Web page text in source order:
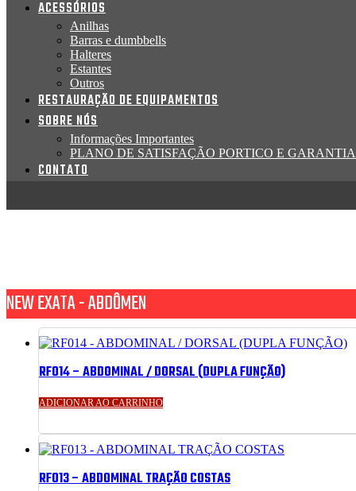
ACESSÓRIOS
Anilhas
Barras e dumbbells
Halteres
Estantes
Outros
RESTAURAÇÃO DE EQUIPAMENTOS
SOBRE NÓS
Informações Importantes
PLANO DE SATISFAÇÃO PORTICO E
CONTATO
NEW EXATA - ABDÔMEN
RF014 – ABDOMINAL / DORSAL (DUPLA FUNÇÃO)
ADICIONAR AO CARRINHO
RF013 – ABDOMINAL TRAÇÃO COSTAS